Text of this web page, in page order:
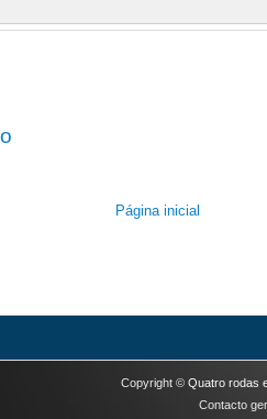
Página inicial
Copyright © Quatro rodas
Contacto